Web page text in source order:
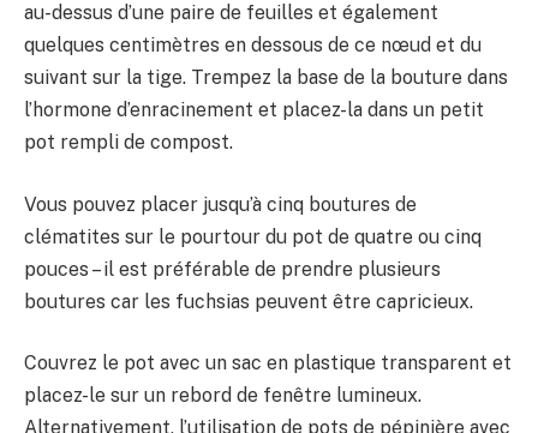
au-dessus d’une paire de feuilles et également
quelques centimètres en dessous de ce nœud et du
suivant sur la tige. Trempez la base de la bouture dans
l’hormone d’enracinement et placez-la dans un petit
pot rempli de compost.
Vous pouvez placer jusqu’à cinq boutures de
clématites sur le pourtour du pot de quatre ou cinq
pouces – il est préférable de prendre plusieurs
boutures car les fuchsias peuvent être capricieux.
Couvrez le pot avec un sac en plastique transparent et
placez-le sur un rebord de fenêtre lumineux.
Alternativement, l’utilisation de pots de pépinière avec